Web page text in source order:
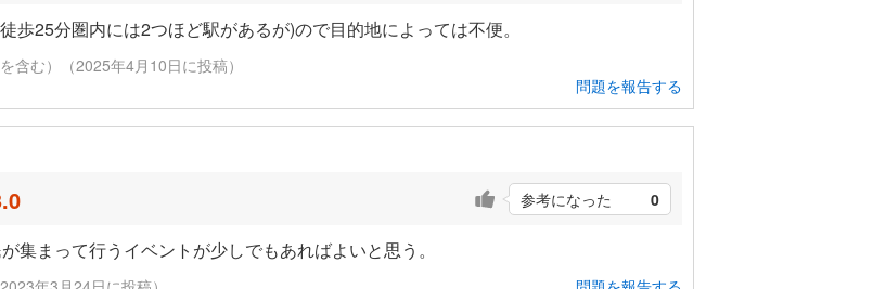
25分圏内には2つほど駅があるが)ので目的地によっては不便。
含む）（2025年4月10日に投稿）
問題を報告する
参考になった 0
集まって行うイベントが少しでもあればよいと思う。